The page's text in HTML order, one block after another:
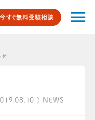
今すぐ無料受験相談
せ
） NEWS